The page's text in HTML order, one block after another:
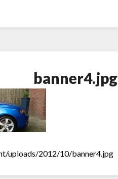
banner4.jpg
uploads/2012/10/banner4.jpg